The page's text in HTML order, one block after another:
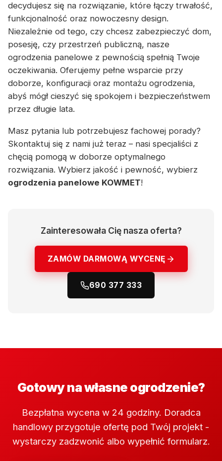
decydujesz się na rozwiązanie, które łączy trwałość,
funkcjonalność oraz nowoczesny design.
Niezależnie od tego, czy chcesz zabezpieczyć dom,
posesję, czy przestrzeń publiczną, nasze
ogrodzenia panelowe z pewnością spełnią Twoje
oczekiwania. Oferujemy pełne wsparcie przy
doborze, konfiguracji oraz montażu ogrodzenia,
abyś mógł cieszyć się spokojem i bezpieczeństwem
przez długie lata.
Masz pytania lub potrzebujesz fachowej porady?
Skontaktuj się z nami już teraz – nasi specjaliści z
chęcią pomogą w doborze optymalnego
rozwiązania. Wybierz jakość i pewność, wybierz
ogrodzenia panelowe KOWMET!
Zainteresowała Cię nasza oferta?
ZAMÓW DARMOWĄ WYCENĘ
690 377 333
Gotowy na własne ogrodzenie?
Bezpłatna wycena w 24 godziny. Doradca
handlowy przygotuje ofertę pod Twój projekt -
wystarczy zadzwonić albo wypełnić formularz.